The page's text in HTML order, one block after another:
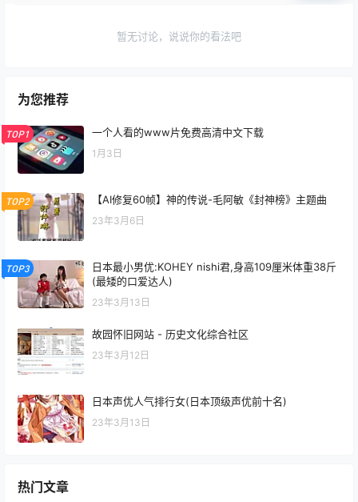
暂无讨论，说说你的看法吧
为您推荐
TOP1 一个人看的www片免费高清中文下载
1月3日
TOP2 【AI修复60帧】神的传说-毛阿敏《封神榜》主题曲
23年3月6日
TOP3
日本最小男优:KOHEY nishi君,身高109厘米体重38斤
(最矮的口爱达人)
23年3月13日
故园怀旧网站 - 历史文化综合社区
23年3月12日
日本声优人气排行女(日本顶级声优前十名)
23年3月13日
热门文章